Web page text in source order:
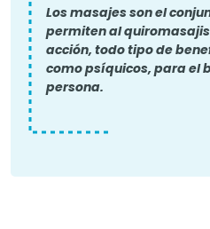
Los masajes son el
permiten al
acción, todo tipo de
como psíquicos, para el
persona.